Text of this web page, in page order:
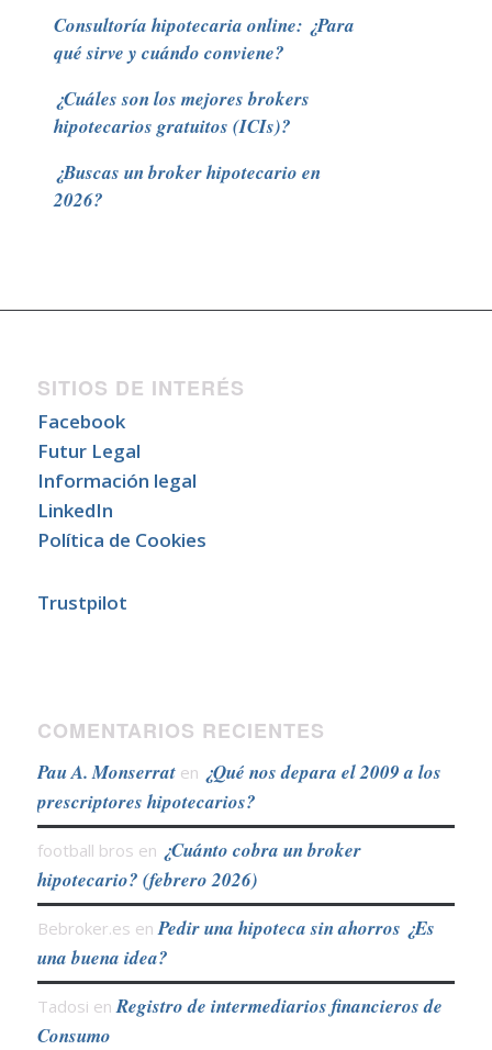
Consultoría hipotecaria online: ¿Para
qué sirve y cuándo conviene?
¿Cuáles son los mejores brokers
hipotecarios gratuitos (ICIs)?
¿Buscas un broker hipotecario en
2026?
SITIOS DE INTERÉS
Facebook
Futur Legal
Información legal
LinkedIn
Política de Cookies
Trustpilot
COMENTARIOS RECIENTES
Pau A. Monserraten ¿Qué nos depara el 2009 a los
prescriptores hipotecarios?
football bros en ¿Cuánto cobra un broker
hipotecario? (febrero 2026)
Bebroker.es en Pedir una hipoteca sin ahorros ¿Es
una buena idea?
Tadosi en Registro de intermediarios financieros de
Consumo